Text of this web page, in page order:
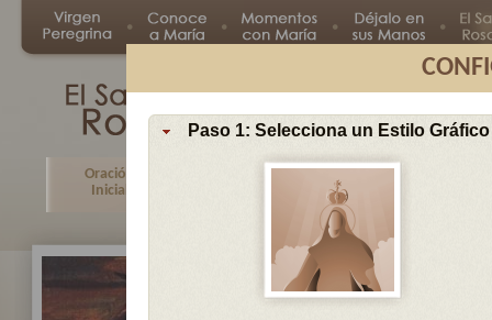
Paso 1: Selecciona un Estilo Gráfico
Oración
Inicial
Misterio